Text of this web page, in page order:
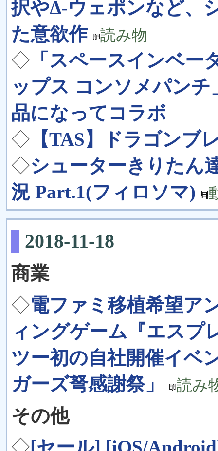
択やΔ-ウェポンなど、
た意欲作
読み物
◇ 「スペースインベ
ップス コンソメパン
品になってコラボ
◇ 【TAS】ドラゴン
◇シューターきりたん
況 Part.1(フィロソマ)
2018-11-18
商業
◇電ファミ移植希望ア
ィングゲーム『エスプ
ツー初の自社開催イベ
ガーズ弩感謝祭」
読み
その他